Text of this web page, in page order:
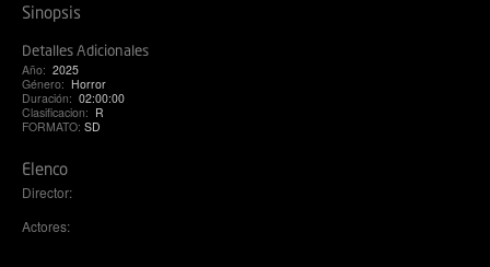
Sinopsis
Detalles Adicionales
Año: 2025
Género: Horror
Duración: 02:00:00
Clasificacion: R
FORMATO: SD
Elenco
Director:
Actores: